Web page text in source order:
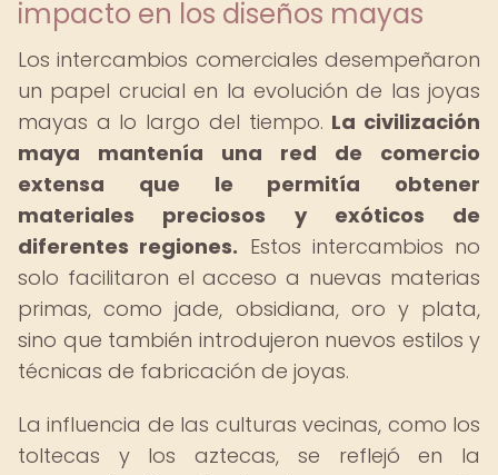
impacto en los diseños mayas
Los intercambios comerciales desempeñaron
un papel crucial en la evolución de las joyas
mayas a lo largo del tiempo. La civilización
maya mantenía una red de comercio
extensa que le permitía obtener
materiales preciosos y exóticos de
diferentes regiones. Estos intercambios no
solo facilitaron el acceso a nuevas materias
primas, como jade, obsidiana, oro y plata,
sino que también introdujeron nuevos estilos y
técnicas de fabricación de joyas.
La influencia de las culturas vecinas, como los
toltecas y los aztecas, se reflejó en la